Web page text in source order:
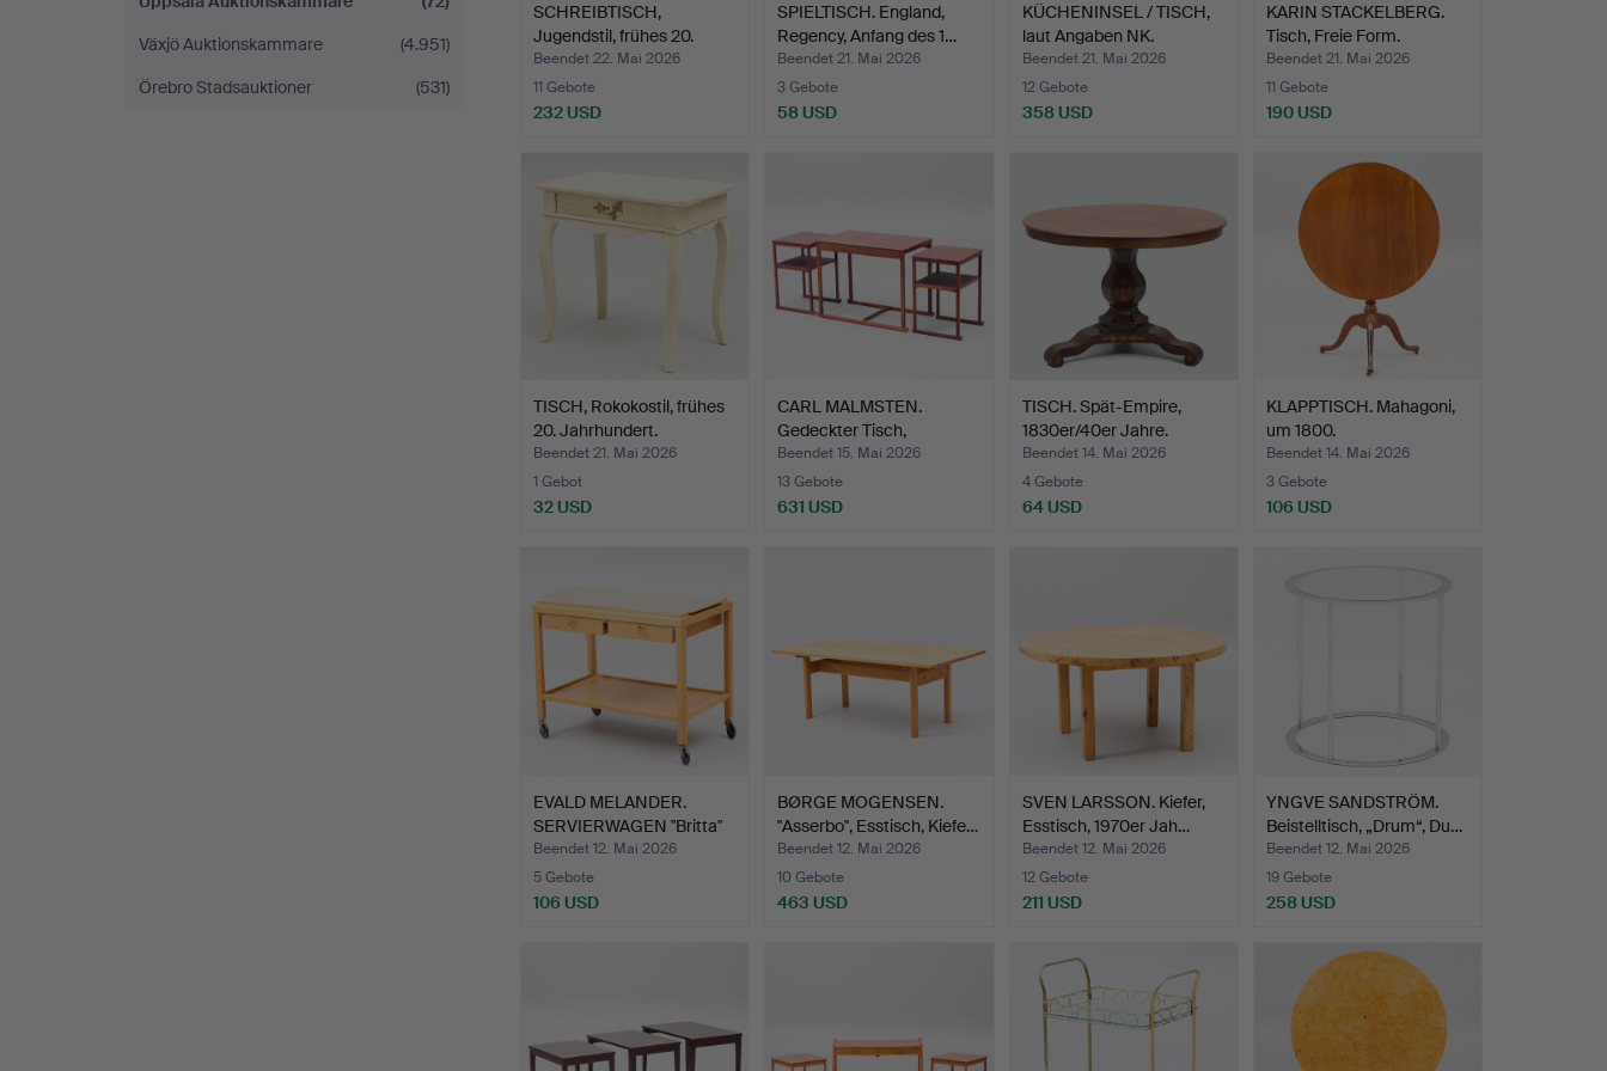
Växjö Auktionskammare
(4.951)
Örebro Stadsauktioner
(531)
SCHREIBTISCH,
Jugendstil, frühes 20.
Jahrh…
Beendet 22. Mai 2026
11 Gebote
232 USD
SPIELTISCH. England,
Regency, Anfang des 1…
Beendet 21. Mai 2026
3 Gebote
58 USD
KÜCHENINSEL / TISCH,
laut Angaben NK.
Beendet 21. Mai 2026
12 Gebote
358 USD
KARIN STACKELBERG.
Tisch, Freie Form.
Beendet 21. Mai 2026
11 Gebote
190 USD
TISCH, Rokokostil, frühes
20. Jahrhundert.
Beendet 21. Mai 2026
1 Gebot
32 USD
CARL MALMSTEN.
Gedeckter Tisch,
dreiteilig…
Beendet 15. Mai 2026
13 Gebote
631 USD
TISCH. Spät-Empire,
1830er/40er Jahre.
Beendet 14. Mai 2026
4 Gebote
64 USD
KLAPPTISCH. Mahagoni,
um 1800.
Beendet 14. Mai 2026
3 Gebote
106 USD
EVALD MELANDER.
SERVIERWAGEN "Britta"
Mele…
Beendet 12. Mai 2026
5 Gebote
106 USD
BØRGE MOGENSEN.
"Asserbo", Esstisch, Kiefe…
Beendet 12. Mai 2026
10 Gebote
463 USD
SVEN LARSSON. Kiefer,
Esstisch, 1970er Jah…
Beendet 12. Mai 2026
12 Gebote
211 USD
YNGVE SANDSTRÖM.
Beistelltisch, „Drum“, Du…
Beendet 12. Mai 2026
19 Gebote
258 USD